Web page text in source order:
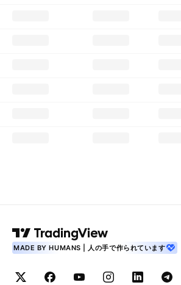
MADE BY HUMANS | 人の手で作られています